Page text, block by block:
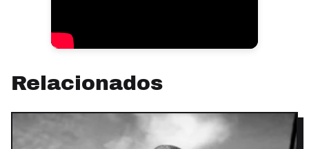
Relacionados